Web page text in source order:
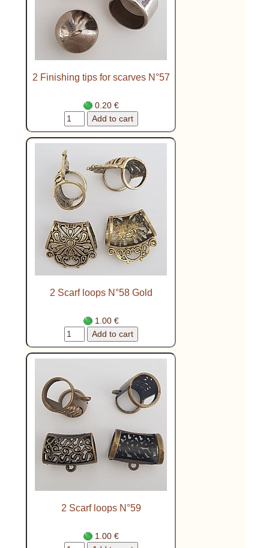
2 Finishing tips for scarves N°57
0.20 €
2 Scarf loops N°58 Gold
1.00 €
2 Scarf loops N°59
1.00 €